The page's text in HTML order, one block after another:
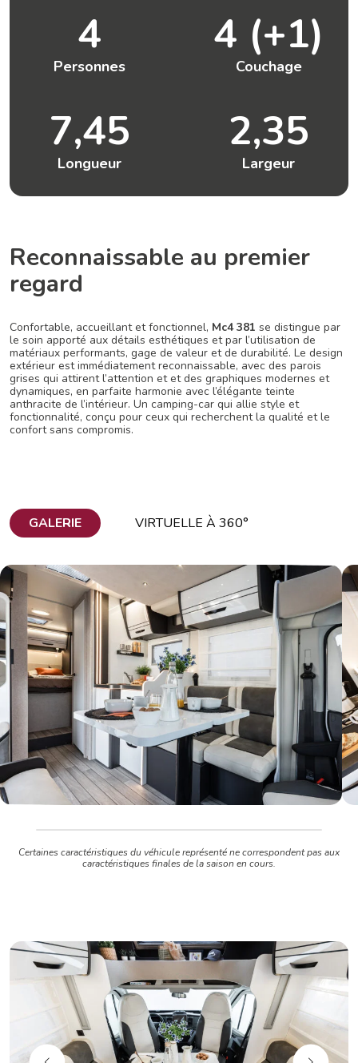
4
Personnes
4 (+1)
Couchage
7,45
Longueur
2,35
Largeur
Reconnaissable au premier
regard
Confortable, accueillant et fonctionnel, Mc4 381 se distingue par
le soin apporté aux détails esthétiques et par l’utilisation de
matériaux performants, gage de valeur et de durabilité. Le design
extérieur est immédiatement reconnaissable, avec des parois
grises qui attirent l’attention et et des graphiques modernes et
dynamiques, en parfaite harmonie avec l’élégante teinte
anthracite de l’intérieur. Un camping-car qui allie style et
fonctionnalité, conçu pour ceux qui recherchent la qualité et le
confort sans compromis.
GALERIE VIRTUELLE À 360°
Certaines caractéristiques du véhicule représenté ne correspondent pas aux
caractéristiques finales de la saison en cours.